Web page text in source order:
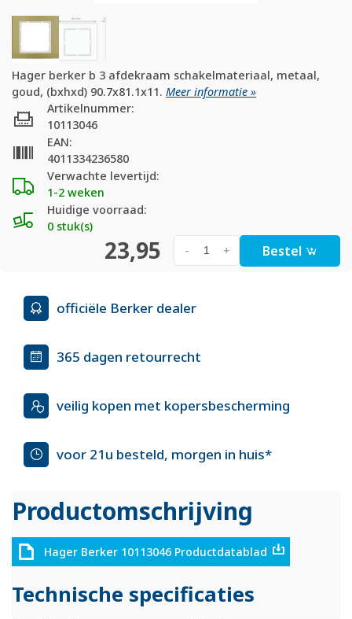
Hager berker b 3 afdekraam schakelmateriaal, metaal,
goud, (bxhxd) 90.7x81.1x11. Meer informatie »
Verwachte levertijd:
1-2 weken
Huidige voorraad:
0 stuk(s)
Artikelnummer:
10113046
EAN:
4011334236580
23,95 +
- Bestel
officiële Berker dealer
365 dagen retourrecht
veilig kopen met kopersbescherming
voor 21u besteld, morgen in huis*
Productomschrijving
Hager Berker 10113046 Productdatablad
Technische specificaties